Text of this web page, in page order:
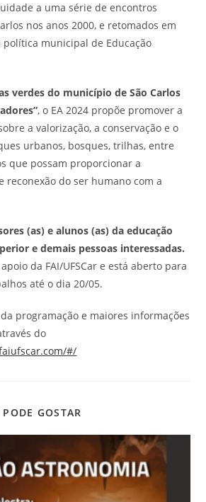
a uma série de encontros
nos anos 2000, e retomados em
política municipal de Educação
verdes do município de São Carlos
, o EA 2024 propõe promover a
a valorização, a conservação e o
urbanos, bosques, trilhas, entre
que possam proporcionar a
reconexão do ser humano com a
(as) e alunos (as) da educação
e demais pessoas interessadas.
da FAI/UFSCar e está aberto para
até o dia 20/05.
programação e maiores informações
do
#/
GOSTAR